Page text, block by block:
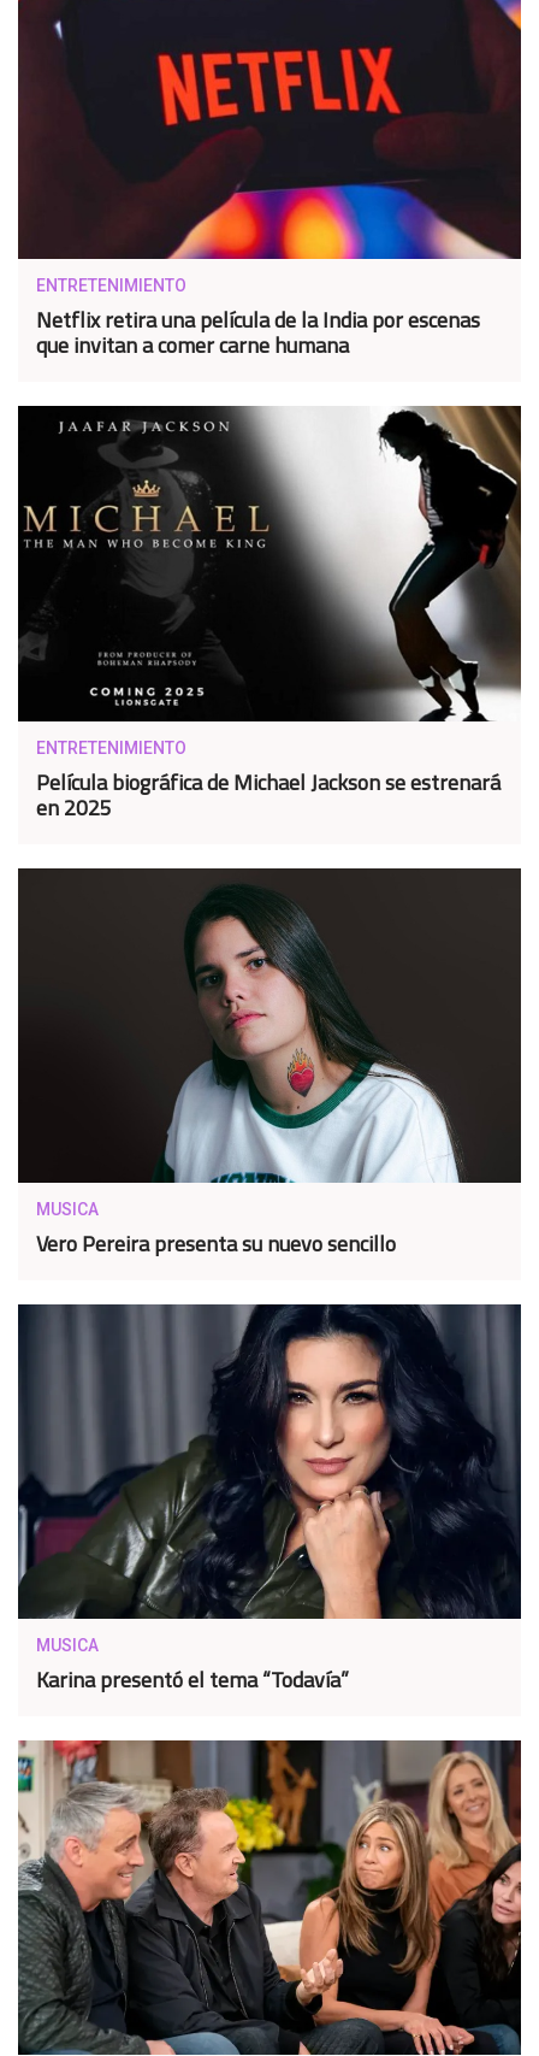
ENTRETENIMIENTO
Netflix retira una película de la India por escenas
que invitan a comer carne humana
ENTRETENIMIENTO
Película biográfica de Michael Jackson se estrenará
en 2025
MUSICA
Vero Pereira presenta su nuevo sencillo
MUSICA
Karina presentó el tema “Todavía”